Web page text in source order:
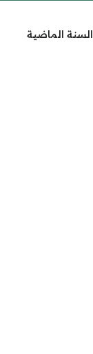
السنة الماضية